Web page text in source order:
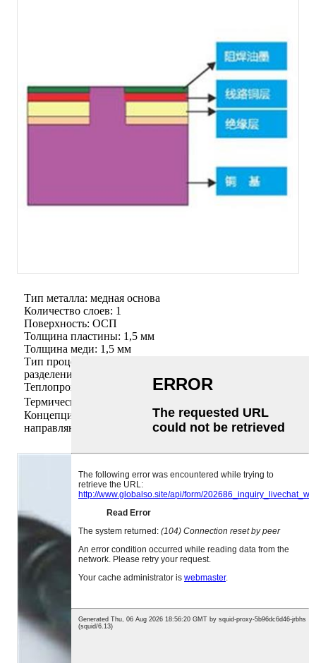
Тип металла: медная основа
Количество слоев: 1
Поверхность: ОСП
Толщина пластины: 1,5 мм
Толщина меди: 1,5 мм
Тип процесса: медная подложка термоэлектрического
разделения.
Теплопроводность: 398 Вт/мк
Термическое сопротивление: 0,015 ℃/Вт
Концепция дизайна: Металлическая прямая
направляющая.